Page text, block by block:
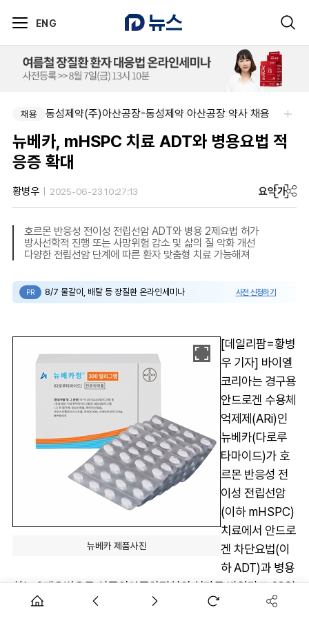
ENG
채용 주식회사 제뉴원사이언스-[제뉴원사이언스] 품질관리약사 모집(경력무관)
채용 동성제약(주)아산공장-동성제약 아산공장 약사 채용
뉴베카, mHSPC 치료 ADT와 병용요법 적
응증 확대
황병우 2025-06-23 10:27:13 요약가
호르몬 반응성 전이성 전립선암 ADT와 병용 2제요법 허가
방사선학적 진행 또는 사망위험 감소 및 삶의 질 악화 개선
다양한 전립선암 단계에 따른 환자 맞춤형 치료 가능해져
PR 8/7 물갈이, 배탈 등 장질환 온라인세미나 사전 신청하기
뉴베카 제품사진
[데일리팜=황병
우 기자] 바이엘
코리아는 경구용
안드로겐 수용체
억제제(ARi)인
뉴베카(다로루
타마이드)가 호
르몬 반응성 전
이성 전립선암
(이하 mHSPC)
치료에서 안드로
겐 차단요법(이
하 ADT)과 병용
하는 2제요법으로 식품의약품안전처의 허가를 받았다고 23일
밝혔다.